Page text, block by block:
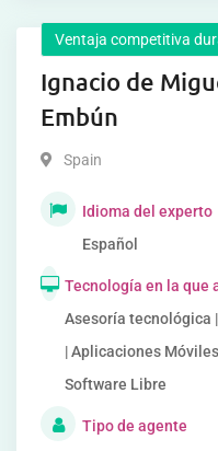
Ventaja competitiva
Ignacio de
Embún
Spain
Idioma del experto
Español
Tecnología en la que
Asesoría tecnológica
| Aplicaciones
Software Libre
Tipo de agente